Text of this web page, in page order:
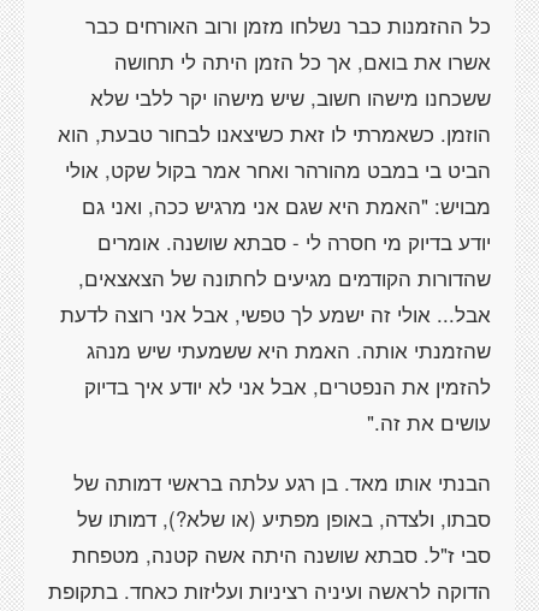
כל ההזמנות כבר נשלחו מזמן ורוב האורחים כבר
אשרו את בואם, אך כל הזמן היתה לי תחושה
ששכחנו מישהו חשוב, שיש מישהו יקר ללבי שלא
הוזמן. כשאמרתי לו זאת כשיצאנו לבחור טבעת, הוא
הביט בי במבט מהורהר ואחר אמר בקול שקט, אולי
מבויש: "האמת היא שגם אני מרגיש ככה, ואני גם
יודע בדיוק מי חסרה לי - סבתא שושנה. אומרים
שהדורות הקודמים מגיעים לחתונה של הצאצאים,
אבל... אולי זה ישמע לך טפשי, אבל אני רוצה לדעת
שהזמנתי אותה. האמת היא ששמעתי שיש מנהג
להזמין את הנפטרים, אבל אני לא יודע איך בדיוק
עושים את זה."
הבנתי אותו מאד. בן רגע עלתה בראשי דמותה של
סבתו, ולצדה, באופן מפתיע (או שלא?), דמותו של
סבי ז"ל. סבתא שושנה היתה אשה קטנה, מטפחת
הדוקה לראשה ועיניה רציניות ועליזות כאחד. בתקופת